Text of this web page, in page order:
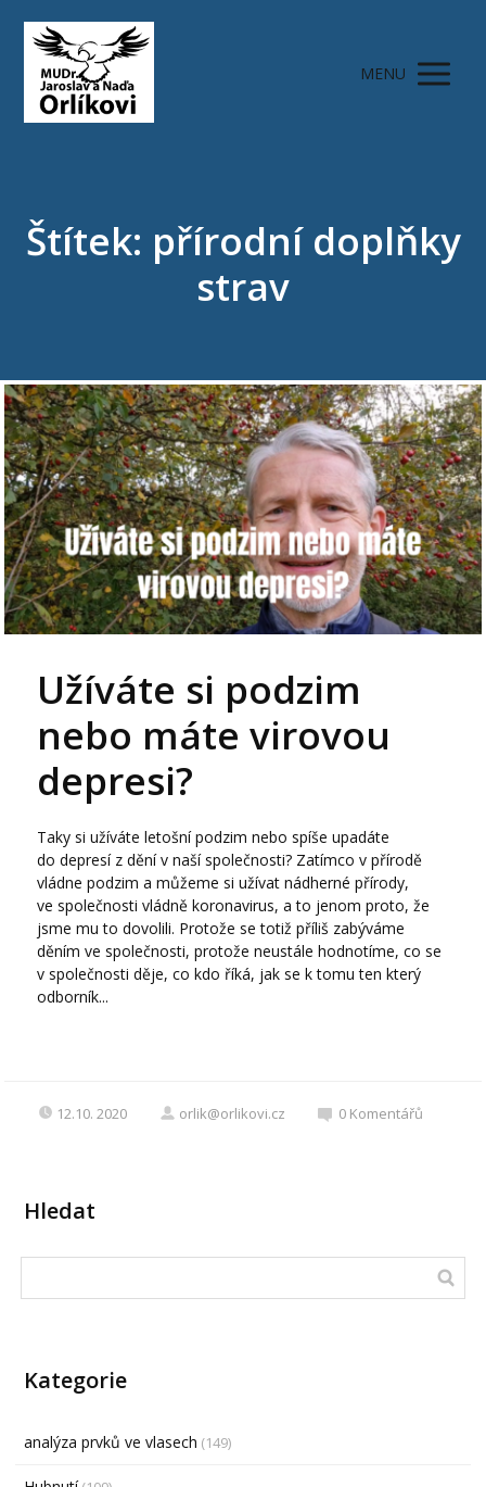
MENU
Štítek: přírodní doplňky
strav
Užíváte si podzim
nebo máte virovou
depresi?
Taky si užíváte letošní podzim nebo spíše upadáte
do depresí z dění v naší společnosti? Zatímco v přírodě
vládne podzim a můžeme si užívat nádherné přírody,
ve společnosti vládně koronavirus, a to jenom proto, že
jsme mu to dovolili. Protože se totiž příliš zabýváme
děním ve společnosti, protože neustále hodnotíme, co se
v společnosti děje, co kdo říká, jak se k tomu ten který
odborník...
12.10. 2020 orlik@orlikovi.cz 0 Komentářů
Hledat
Kategorie
analýza prvků ve vlasech (149)